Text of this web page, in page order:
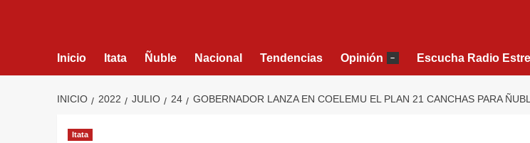
Inicio Itata Ñuble Nacional Tendencias Opinión – Escucha Radio
INICIO 2022 JULIO 24 GOBERNADOR LANZA EN COELEMU EL PLAN 21 CANCHAS PARA
Itata